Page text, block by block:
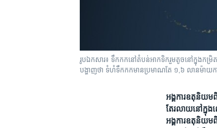
រូបឯកសារ៖ ទឹកកក​នៅ​តំបន់​អាកទិក​រួម​តូច​នៅ​ក្នុង​កម្រិត​ទ
បង្ហាញ​ថា ទំហំ​ទឹកកក​មាន​ប្រមាណ​តែ ១,៦ លាន​ម៉ាយ​ក
អង្គការ​ឧតុនិយ
តែ​រលាយ​នៅ​ក្នុង​
អង្គការ​ឧតុនិយម​